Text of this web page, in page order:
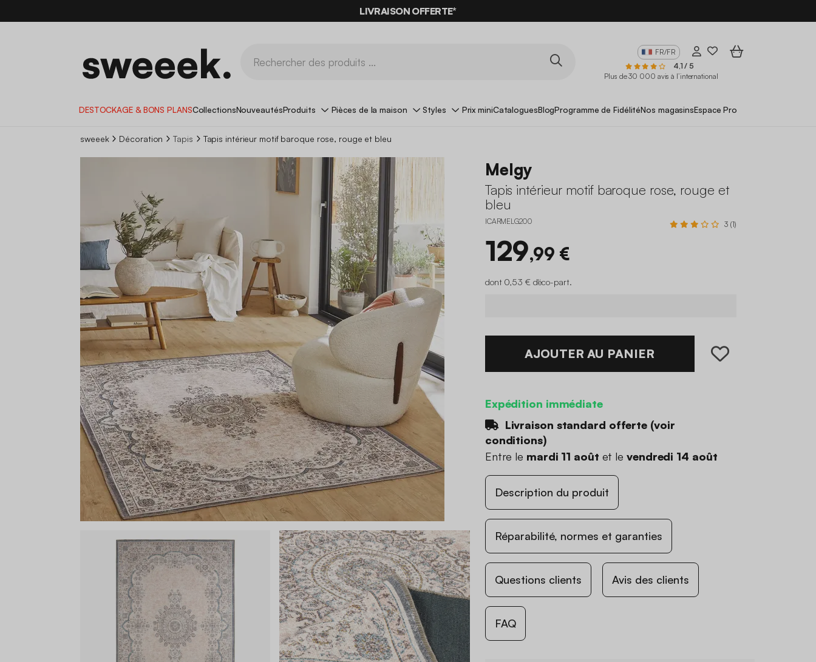
LIVRAISON OFFERTE*
FR/FR
4,1 / 5
Plus de 30 000 avis à l’international
DESTOCKAGE & BONS PLANSCollectionsNouveautésProduits Pièces de la maison Styles Prix miniCataloguesBlogProgramme de FidélitéNos magasinsEspace Pro
sweeek Décoration Tapis Tapis intérieur motif baroque rose, rouge et bleu
Melgy
Tapis intérieur motif baroque rose, rouge et
bleu
ICARMELG200 3 (1)
129,99 €
dont 0,53 € d'éco-part.
AJOUTER AU PANIER
Expédition immédiate
Livraison standard offerte (voir
conditions)
Entre le mardi 11 août et le vendredi 14 août
Description du produit
Réparabilité, normes et garanties
Questions clients Avis des clients
FAQ